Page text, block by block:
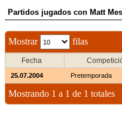
Partidos jugados con Matt
Mostrar filas
Fecha
25.07.2004 Pretemporada
Mostrando 1 a 1 de 1 totales